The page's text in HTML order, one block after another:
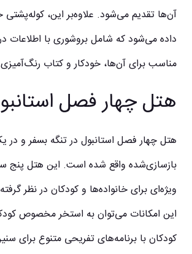
آن‌ها تقدیم می‌شود. علاوه‌بر این،
داده می‌شود که شامل بروشوری با اطلاعات
مناسب برای آن‌ها، خودکار و کتاب
هتل چهار فصل
هتل چهار فصل استانبول در تنگه بسفر و در
بازسازی‌شده واقع شده است. این هتل پنج
ویژه‌ای برای خانواده‌ها و کودکان در نظر
این امکانات می‌توان به استخر مخصوص
کودکان با برنامه‌های تفریحی متنوع برای